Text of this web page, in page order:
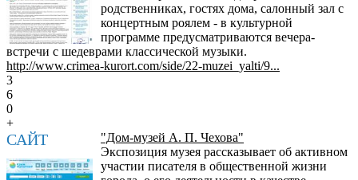
родственниках, гостях дома, салонный зал с
концертным роялем - в культурной
программе предусматриваются вечера-
встречи с шедеврами классической музыки.
http://www.crimea-kurort.com/side/22-muzei_yalti/9...
3
6
0
+
САЙТ
"Дом-музей А. П. Чехова"
Экспозиция музея рассказывает об активном
участии писателя в общественной жизни